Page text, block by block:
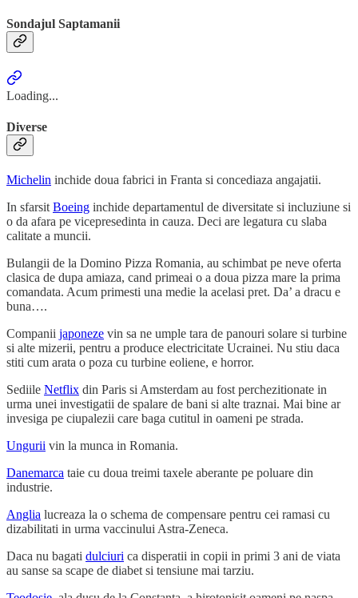
Sondajul Saptamanii
Loading...
Diverse
Michelin inchide doua fabrici in Franta si concediaza angajatii.
In sfarsitBoeing inchide departamentul de diversitate si incluziune si
o da afara pe vicepresedinta in cauza. Deci are legatura cu slaba
calitate a muncii.
Bulangii de la Domino Pizza Romania, au schimbat pe neve oferta
clasica de dupa amiaza, cand primeai o a doua pizza mare la prima
comandata. Acum primesti una medie la acelasi pret. Da’ a dracu e
buna….
Companii japoneze vin sa ne umple tara de panouri solare si turbine
si alte mizerii, pentru a produce electricitate Ucrainei. Nu stiu daca
stiti cum arata o poza cu turbine eoliene, e horror.
Sediile Netflix din Paris si Amsterdam au fost perchezitionate in
urma unei investigatii de spalare de bani si alte traznai. Mai bine ar
invesiga pe ciupalezii care baga cutitul in oameni pe strada.
Ungurii vin la munca in Romania.
Danemarca taie cu doua treimi taxele aberante pe poluare din
industrie.
Anglia lucreaza la o schema de compensare pentru cei ramasi cu
dizabilitati in urma vaccinului Astra-Zeneca.
Daca nu bagati dulciuri ca disperatii in copii in primi 3 ani de viata
au sanse sa scape de diabet si tensiune mai tarziu.